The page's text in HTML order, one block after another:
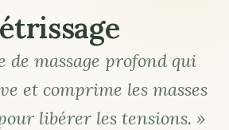
massage profond qui
et comprime les masses
libérer les tensions. »